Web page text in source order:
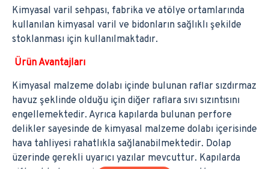
Kimyasal varil sehpası, fabrika ve atölye ortamlarında
kullanılan kimyasal varil ve bidonların sağlıklı şekilde
stoklanması için kullanılmaktadır.
Ürün Avantajları
Kimyasal malzeme dolabı içinde bulunan raflar sızdırmaz
havuz şeklinde olduğu için diğer raflara sıvı sızıntısını
engellemektedir. Ayrıca kapılarda bulunan perfore
delikler sayesinde de kimyasal malzeme dolabı içerisinde
hava tahliyesi rahatlıkla sağlanabilmektedir. Dolap
üzerinde gerekli uyarıcı yazılar mevcuttur. Kapılarda